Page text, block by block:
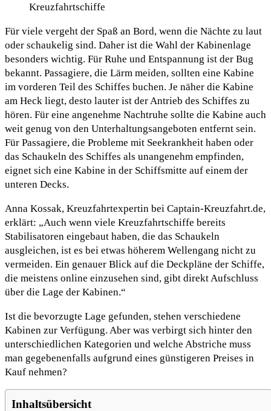
Kreuzfahrtschiffe
Für viele vergeht der Spaß an Bord, wenn die Nächte zu laut
oder schaukelig sind. Daher ist die Wahl der Kabinenlage
besonders wichtig. Für Ruhe und Entspannung ist der Bug
bekannt. Passagiere, die Lärm meiden, sollten eine Kabine
im vorderen Teil des Schiffes buchen. Je näher die Kabine
am Heck liegt, desto lauter ist der Antrieb des Schiffes zu
hören. Für eine angenehme Nachtruhe sollte die Kabine auch
weit genug von den Unterhaltungsangeboten entfernt sein.
Für Passagiere, die Probleme mit Seekrankheit haben oder
das Schaukeln des Schiffes als unangenehm empfinden,
eignet sich eine Kabine in der Schiffsmitte auf einem der
unteren Decks.
Anna Kossak, Kreuzfahrtexpertin bei Captain-Kreuzfahrt.de,
erklärt: „Auch wenn viele Kreuzfahrtschiffe bereits
Stabilisatoren eingebaut haben, die das Schaukeln
ausgleichen, ist es bei etwas höherem Wellengang nicht zu
vermeiden. Ein genauer Blick auf die Deckpläne der Schiffe,
die meistens online einzusehen sind, gibt direkt Aufschluss
über die Lage der Kabinen.“
Ist die bevorzugte Lage gefunden, stehen verschiedene
Kabinen zur Verfügung. Aber was verbirgt sich hinter den
unterschiedlichen Kategorien und welche Abstriche muss
man gegebenenfalls aufgrund eines günstigeren Preises in
Kauf nehmen?
Inhaltsübersicht